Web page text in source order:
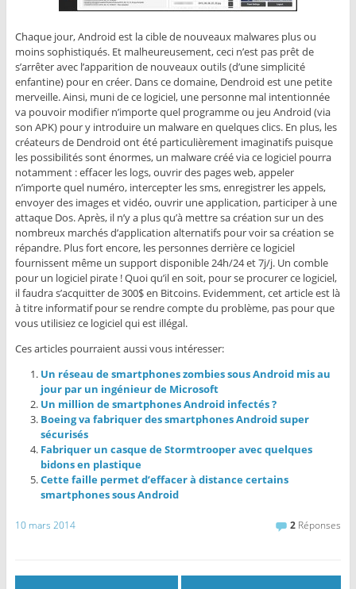
Chaque jour, Android est la cible de nouveaux malwares plus ou
moins sophistiqués. Et malheureusement, ceci n’est pas prêt de
s’arrêter avec l’apparition de nouveaux outils (d’une simplicité
enfantine) pour en créer. Dans ce domaine, Dendroid est une petite
merveille. Ainsi, muni de ce logiciel, une personne mal intentionnée
va pouvoir modifier n’importe quel programme ou jeu Android (via
son APK) pour y introduire un malware en quelques clics. En plus, les
créateurs de Dendroid ont été particulièrement imaginatifs puisque
les possibilités sont énormes, un malware créé via ce logiciel pourra
notamment : effacer les logs, ouvrir des pages web, appeler
n’importe quel numéro, intercepter les sms, enregistrer les appels,
envoyer des images et vidéo, ouvrir une application, participer à une
attaque Dos. Après, il n’y a plus qu’à mettre sa création sur un des
nombreux marchés d’application alternatifs pour voir sa création se
répandre. Plus fort encore, les personnes derrière ce logiciel
fournissent même un support disponible 24h/24 et 7j/j. Un comble
pour un logiciel pirate ! Quoi qu’il en soit, pour se procurer ce logiciel,
il faudra s’acquitter de 300$ en Bitcoins. Evidemment, cet article est là
à titre informatif pour se rendre compte du problème, pas pour que
vous utilisiez ce logiciel qui est illégal.
Ces articles pourraient aussi vous intéresser:
Un réseau de smartphones zombies sous Android mis au
jour par un ingénieur de Microsoft
Un million de smartphones Android infectés ?
Boeing va fabriquer des smartphones Android super
sécurisés
Fabriquer un casque de Stormtrooper avec quelques
bidons en plastique
Cette faille permet d’effacer à distance certains
smartphones sous Android
10 mars 2014 2 Réponses